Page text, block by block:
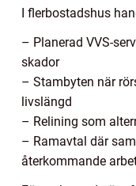
I flerbostadshus
– Planerad VVS-
skador
– Stambyten när
livslängd
– Relining som
– Ramavtal där
återkommande